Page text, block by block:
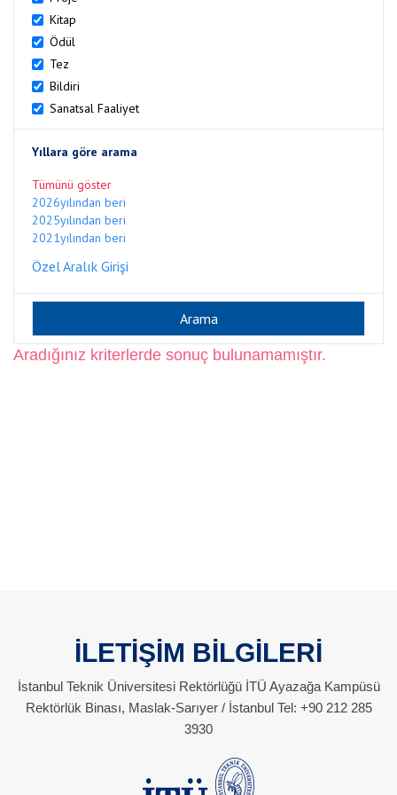
Kitap
Ödül
Tez
Bildiri
Sanatsal Faaliyet
Yıllara göre arama
Tümünü göster
2026yılından beri
2025yılından beri
2021yılından beri
Özel Aralık Girişi
Aradığınız kriterlerde sonuç bulunamamıştır.
İLETİŞİM BİLGİLERİ
İstanbul Teknik Üniversitesi Rektörlüğü İTÜ Ayazağa Kampüsü
Rektörlük Binası, Maslak-Sarıyer / İstanbul Tel: +90 212 285
3930